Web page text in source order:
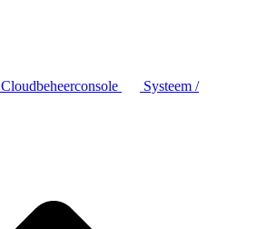
Cloudbeheerconsole
Systeem /